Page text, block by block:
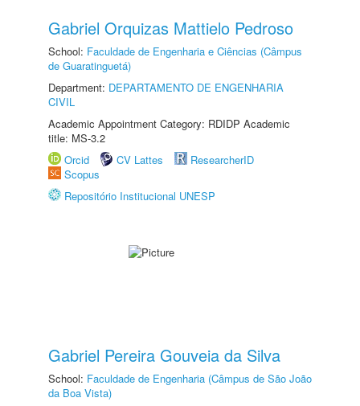
Gabriel Orquizas Mattielo Pedroso
School: Faculdade de Engenharia e Ciências (Câmpus
de Guaratinguetá)
Department: DEPARTAMENTO DE ENGENHARIA
CIVIL
Academic Appointment Category: RDIDP Academic
title: MS-3.2
Orcid
CV Lattes
ResearcherID
Scopus
Repositório Institucional UNESP
Gabriel Pereira Gouveia da Silva
School: Faculdade de Engenharia (Câmpus de São João
da Boa Vista)